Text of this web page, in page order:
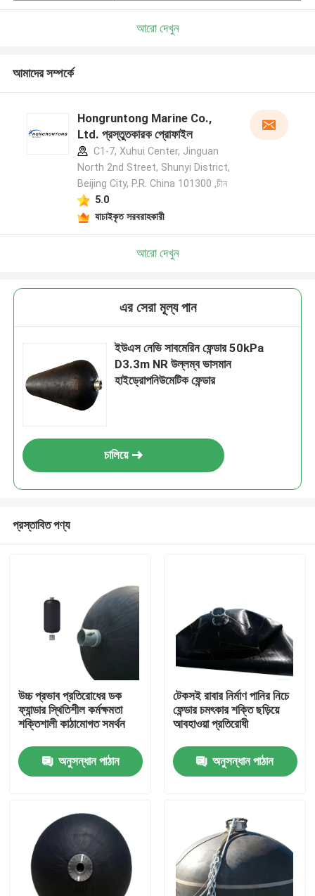
পণ্য
ভিডিও
আরো দেখুন
আমাদের সম্পর্কে
Hongruntong Marine Co.,
Ltd. প্রস্তুতকারক প্রোফাইল
C1-7, Xuhui Center, Jinguan
North 2nd Street, Shunyi District,
Beijing City, P.R. China 101300 ,চীন
5.0
যাচাইকৃত সরবরাহকারী
আরো দেখুন
এর সেরা মূল্য পান
ইউএস নেভি সাবমেরিন ফেন্ডার 50kPa
D3.3m NR উল্লম্ব ভাসমান
হাইড্রোপনিউমেটিক ফেন্ডার
চালিয়ে
প্রস্তাবিত পণ্য
উচ্চ প্রভাব প্রতিরোধের ডক
ফ্যান্ডার স্থিতিশীল কর্মক্ষমতা
শক্তিশালী কাঠামোগত সমর্থন
অনুসন্ধান পাঠান
টেকসই রাবার নির্মাণ পানির নিচে
ফেন্ডার চমৎকার শক্তি ছড়িয়ে
আবহাওয়া প্রতিরোধী
অনুসন্ধান পাঠান